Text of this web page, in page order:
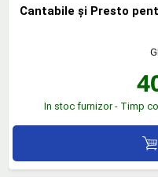
Cantabile și Presto
In stoc furnizor - Timp